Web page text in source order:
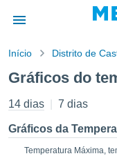
da
foi
por
para
que as
Início Distrito de
Gráficos do
14 dias 7 dias
Gráficos da
Temperatura Máxima,